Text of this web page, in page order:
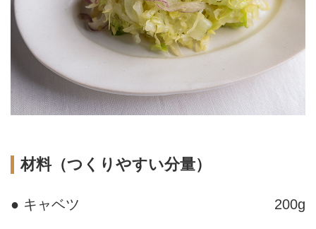
材料（つくりやすい分量）
● キャベツ 200g